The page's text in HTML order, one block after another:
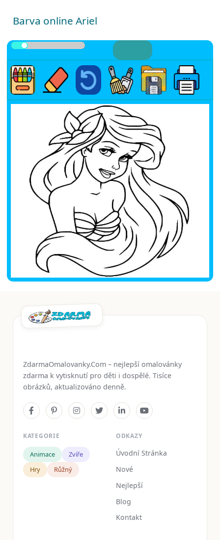
Barva online Ariel
ZdarmaOmalovanky.Com – nejlepší omalovánky
zdarma k vytisknutí pro děti i dospělé. Tisíce
obrázků, aktualizováno denně.
KATEGORIE
Animace
Zvíře
Hry
Růžný
ODKAZY
Úvodní Stránka
Nové
Nejlepší
Blog
Kontakt